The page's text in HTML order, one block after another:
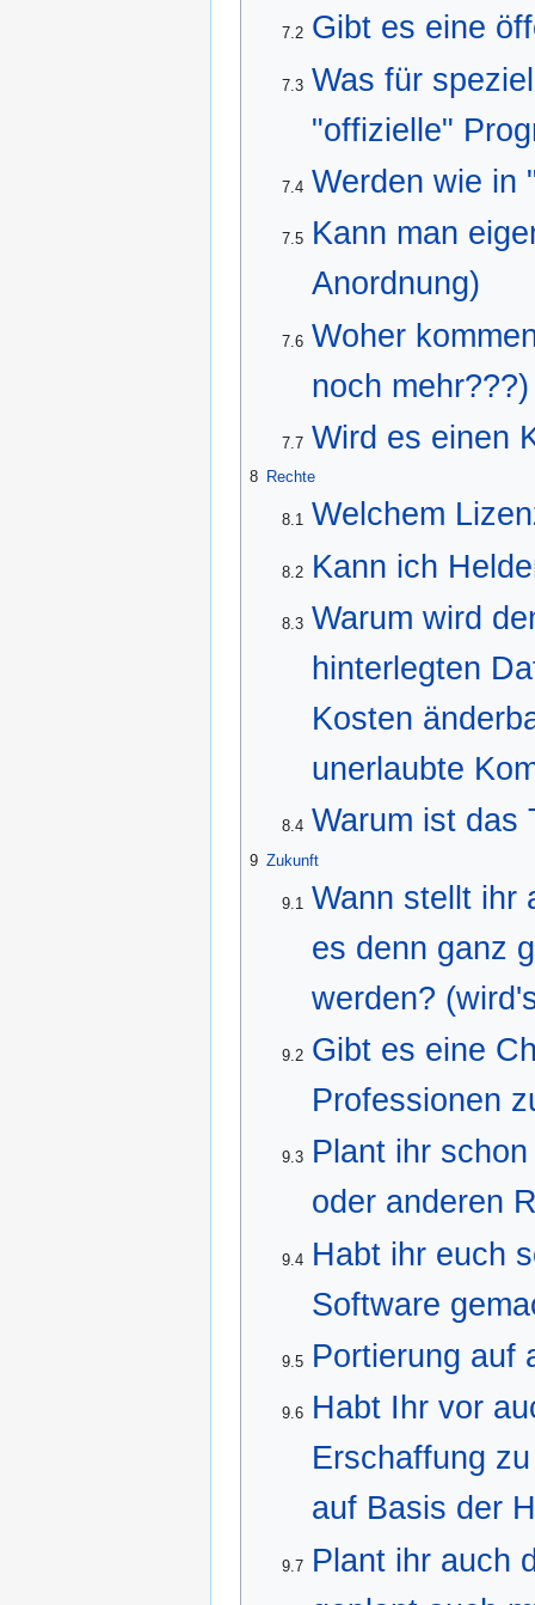
7.2 Gibt es eine
7.3 Was für
"offizielle"
7.4 Werden wie in
7.5
Kann man
Anordnung)
7.6 Woher
noch mehr???)
7.7 Wird es einen
8 Rechte
8.1 Welchem
8.2 Kann ich
8.3 Warum wird
hinterlegten
Kosten
unerlaubte
8.4 Warum ist das
9 Zukunft
9.1 Wann stellt ihr
es denn ganz
werden?
9.2 Gibt es eine
Professionen
9.3
Plant ihr
oder anderen
9.4
Habt ihr euch
Software
9.5 Portierung auf
9.6
Habt Ihr vor
Erschaffung
auf Basis der
9.7
Plant ihr auch